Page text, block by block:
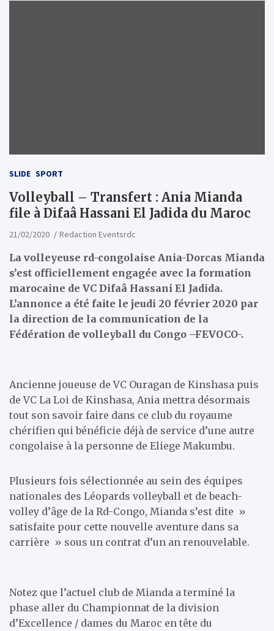
SLIDE SPORT
Volleyball – Transfert : Ania Mianda
file à Difaâ Hassani El Jadida du Maroc
21/02/2020 Redaction Eventsrdc
La volleyeuse rd-congolaise Ania-Dorcas Mianda
s’est officiellement engagée avec la formation
marocaine de VC Difaâ Hassani El Jadida.
L’annonce a été faite le jeudi 20 février 2020 par
la direction de la communication de la
Fédération de volleyball du Congo –FEVOCO-.
Ancienne joueuse de VC Ouragan de Kinshasa puis
de VC La Loi de Kinshasa, Ania mettra désormais
tout son savoir faire dans ce club du royaume
chérifien qui bénéficie déjà de service d’une autre
congolaise à la personne de Eliege Makumbu.
Plusieurs fois sélectionnée au sein des équipes
nationales des Léopards volleyball et de beach-
volley d’âge de la Rd-Congo, Mianda s’est dite »
satisfaite pour cette nouvelle aventure dans sa
carrière » sous un contrat d’un an renouvelable.
Notez que l’actuel club de Mianda a terminé la
phase aller du Championnat de la division
d’Excellence / dames du Maroc en tête du